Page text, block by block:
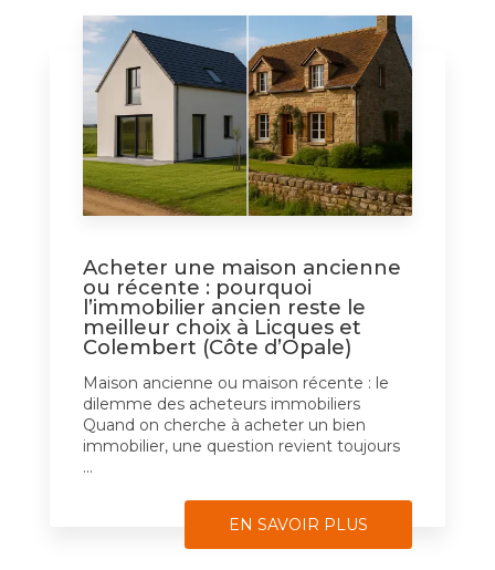
Acheter une maison ancienne
ou récente : pourquoi
l’immobilier ancien reste le
meilleur choix à Licques et
Colembert (Côte d’Opale)
Maison ancienne ou maison récente : le
dilemme des acheteurs immobiliers
Quand on cherche à acheter un bien
immobilier, une question revient toujours
...
EN SAVOIR PLUS